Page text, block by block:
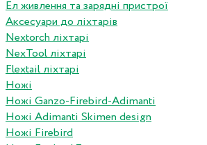
Ел живлення та зарядні пристрої
Аксесуари до ліхтарів
Nextorch ліхтарі
NexTool ліхтарі
Flextail ліхтарі
Ножі
Ножі Ganzo-Firebird-Adimanti
Ножі Adimanti Skimen design
Ножі Firebird